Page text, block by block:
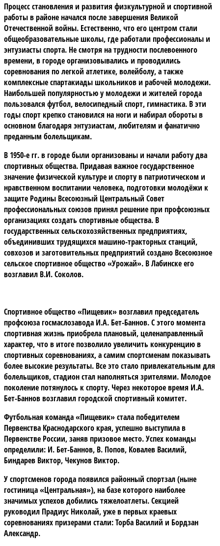
Процесс становления и развития физкультурной и спортивной
работы в районе начался после завершения Великой
Отечественной войны. Естественно, что его центром стали
общеобразовательные школы, где работали профессионалы и
энтузиасты спорта. Не смотря на трудности послевоенного
времени, в городе организовывались и проводились
соревнования по легкой атлетике, волейболу, а также
комплексные спартакиады школьников и рабочей молодежи.
Наибольшей популярностью у молодежи и жителей города
пользовался футбол, велосипедный спорт, гимнастика. В эти
годы спорт крепко становился на ноги и набирал обороты в
основном благодаря энтузиастам, любителям и фанатично
преданным болельщикам.
В 1950-е гг. в городе были организованы и начали работу два
спортивных общества. Придавая важное государственное
значение физической культуре и спорту в патриотическом и
нравственном воспитании человека, подготовки молодёжи к
защите Родины Всесоюзный Центральный Совет
профессиональных союзов принял решение при профсоюзных
организациях создать спортивные общества. В
государственных сельскохозяйственных предприятиях,
объединивших трудящихся машино-тракторных станций,
совхозов и заготовительных предприятий создано Всесоюзное
сельское спортивное общество «Урожай». В Лабинске его
возглавил В.И. Соколов.
Спортивное общество «Пищевик» возглавил председатель
профсоюза госмаслозавода И.А. Бет-Баннов. С этого момента
спортивная жизнь приобрела плановый, целенаправленный
характер, что в итоге позволило увеличить конкуренцию в
спортивных соревнованиях, а самим спортсменам показывать
более высокие результаты. Все это стало привлекательным для
болельщиков, стадион стал наполняться зрителями. Молодое
поколение потянулось к спорту. Через некоторое время И.А.
Бет-Баннов возглавил городской спортивный комитет.
Футбольная команда «Пищевик» стала победителем
Первенства Краснодарского края, успешно выступила в
Первенстве России, заняв призовое место. Успех команды
определили: И. Бет-Баннов, В. Попов, Ковалев Василий,
Биндарев Виктор, Чекунов Виктор.
У спортсменов города появился районный спортзал (ныне
гостиница «Центральная»), на базе которого наиболее
значимых успехов добились тяжелоатлеты. Секцией
руководил Прадиус Николай, уже в первых краевых
соревнованиях призерами стали: Торба Василий и Бордзан
Александр.